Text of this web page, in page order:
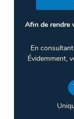
Afin de rendre
En
Évidemment,